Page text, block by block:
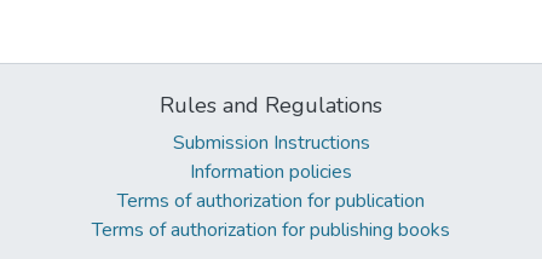
Rules and Regulations
Submission Instructions
Information policies
Terms of authorization for publication
Terms of authorization for publishing books